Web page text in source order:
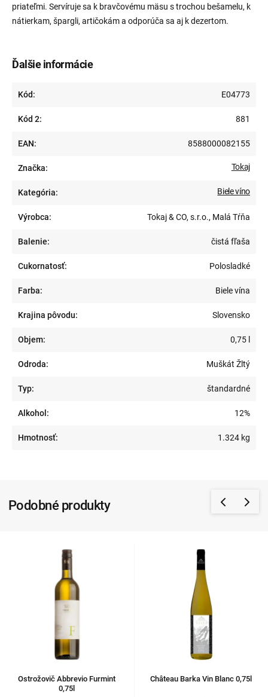
Ďalšie informácie
Kód: E04773
Kód 2: 881
EAN: 8588000082155
Značka: Tokaj
Kategória: Biele víno
Výrobca: Tokaj & CO, s.r.o., Malá Tŕňa
Balenie: čistá fľaša
Cukornatosť: Polosladké
Farba: Biele vína
Krajina pôvodu: Slovensko
Objem: 0,75 l
Odroda: Muškát Žltý
Typ: štandardné
Alkohol: 12%
Hmotnosť: 1.324 kg
priateľmi. Servíruje sa k bravčovému mäsu s trochou bešamelu, k
nátierkam, špargli, artičokám a odporúča sa aj k dezertom.
Podobné produkty
Ostrožovič Abbrevio Furmint
0,75l
Château Barka Vin Blanc 0,75l